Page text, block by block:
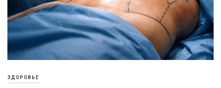
ЗДОРОВЬЕ